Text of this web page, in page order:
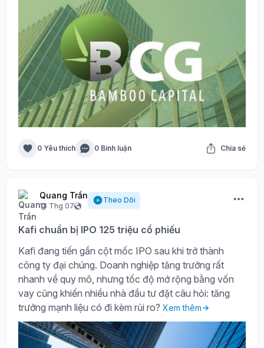
0 Yêu thích 0 Bình luận Chia sẻ
Quang Trần
13 Thg 07
Theo Dõi
Kafi chuẩn bị IPO 125 triệu cổ phiếu
Kafi đang tiến gần cột mốc IPO sau khi trở thành
công ty đại chúng. Doanh nghiệp tăng trưởng rất
nhanh về quy mô, nhưng tốc độ mở rộng bằng vốn
vay cũng khiến nhiều nhà đầu tư đặt câu hỏi: tăng
trưởng mạnh liệu có đi kèm rủi ro? Xem thêm